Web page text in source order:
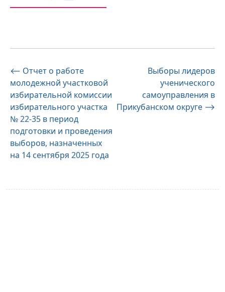
Навигация
по
записям
⟵ Отчет о работе
молодежной участковой
избирательной комиссии
избирательного участка
№ 22-35 в период
подготовки и проведения
выборов, назначенных
на 14 сентября 2025 года
Выборы лидеров
ученического
самоуправления в
Прикубанском округе ⟶